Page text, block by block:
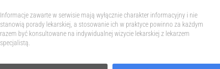
Informacje zawarte w serwisie mają wyłącznie charakter informacyjny i nie
stanowią porady lekarskiej, a stosowanie ich w praktyce powinno za każdym
razem być konsultowane na indywidualnej wizycie lekarskiej z lekarzem
specjalistą.